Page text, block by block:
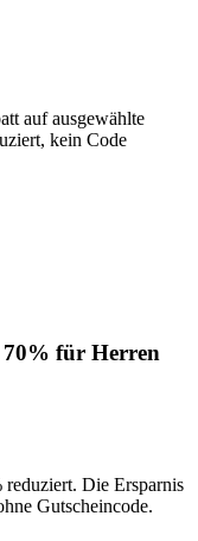
auf ausgewählte
kein Code
für Herren
Die Ersparnis
Gutscheincode.